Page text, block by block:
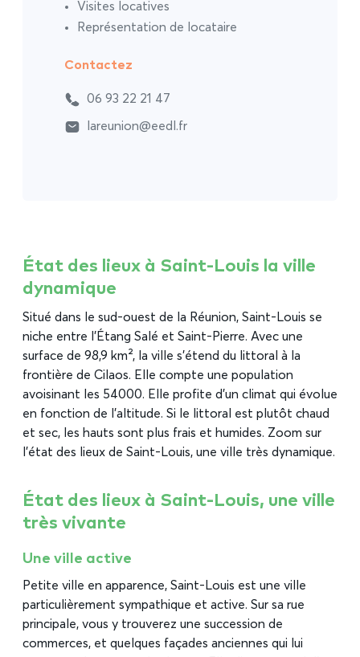
État des lieux à Saint-Louis la ville
dynamique
Situé dans le sud-ouest de la Réunion, Saint-Louis se
niche entre l’Étang Salé et Saint-Pierre. Avec une
surface de 98,9 km², la ville s’étend du littoral à la
frontière de Cilaos. Elle compte une population
avoisinant les 54 000. Elle profite d’un climat qui évolue
en fonction de l’altitude. Si le littoral est plutôt chaud
et sec, les hauts sont plus frais et humides. Zoom sur
l’état des lieux de Saint-Louis, une ville très dynamique.
État des lieux à Saint-Louis, une ville
très vivante
Une ville active
Petite ville en apparence, Saint-Louis est une ville
particulièrement sympathique et active. Sur sa rue
principale, vous y trouverez une succession de
commerces, et quelques façades anciennes qui lui
Visites locatives
Représentation de locataire
Contactez
06 93 22 21 47
lareunion@eedl.fr